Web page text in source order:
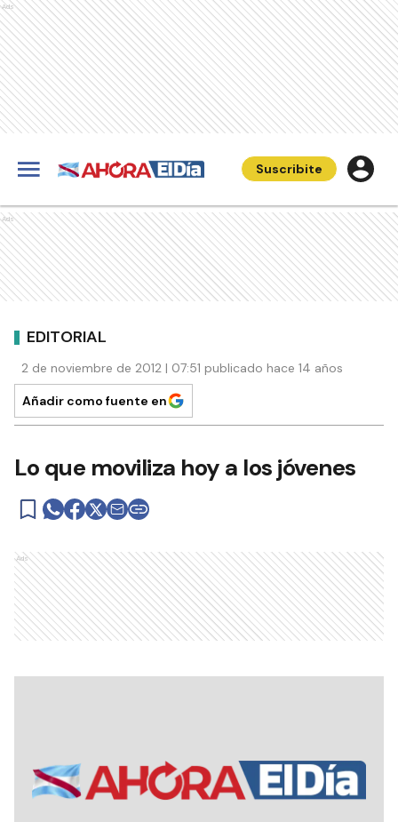
Ads
Suscribite
Ads
EDITORIAL
2 de noviembre de 2012 | 07:51 publicado hace 14 años
Añadir como fuente en
Lo que moviliza hoy a los jóvenes
Ads